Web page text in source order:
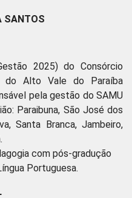
SANTOS
2025) do Consórcio
do Alto Vale do Paraíba
pela gestão do SAMU
Paraibuna, São José dos
Santa Branca, Jambeiro,
com pós-gradução
Portuguesa.